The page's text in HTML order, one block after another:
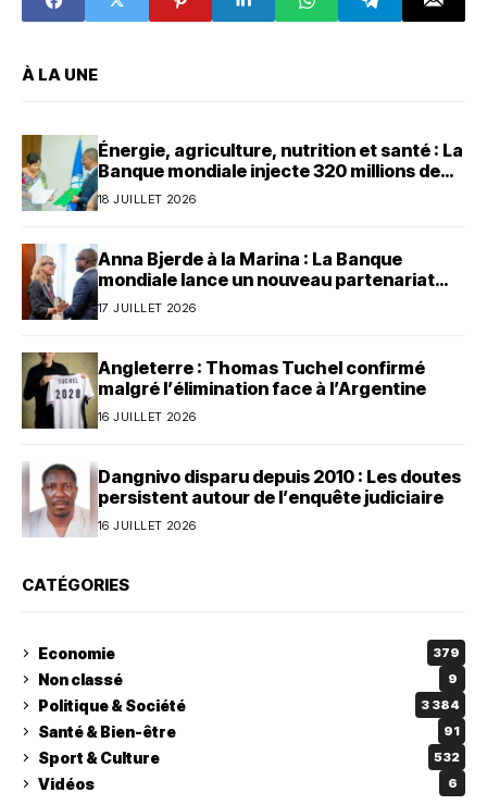
membres du
Conseil
À LA UNE
Énergie, agriculture, nutrition et santé : La
Banque mondiale injecte 320 millions de
dollars au Bénin
18 JUILLET 2026
Anna Bjerde à la Marina : La Banque
mondiale lance un nouveau partenariat
avec le Bénin
17 JUILLET 2026
Angleterre : Thomas Tuchel confirmé
malgré l’élimination face à l’Argentine
16 JUILLET 2026
Dangnivo disparu depuis 2010 : Les doutes
persistent autour de l’enquête judiciaire
16 JUILLET 2026
CATÉGORIES
Economie 379
Non classé 9
Politique & Société 3 384
Santé & Bien-être 91
Sport & Culture 532
Vidéos 6